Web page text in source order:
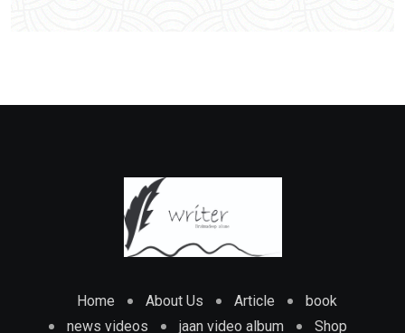
Home About Us Article
book
news videos
jaan video album Shop